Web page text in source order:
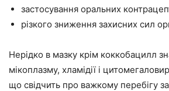
застосування оральних
різкого зниження захисних сил
Нерідко в мазку крім коккобацилл
мікоплазму, хламідії і
що свідчить про важкому перебігу